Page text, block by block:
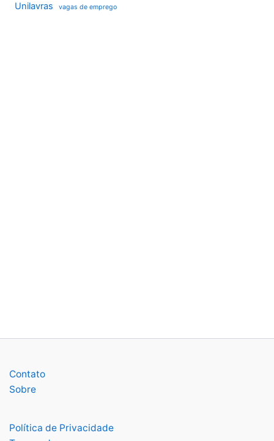
Unilavras vagas de emprego
Contato
Sobre
Política de Privacidade